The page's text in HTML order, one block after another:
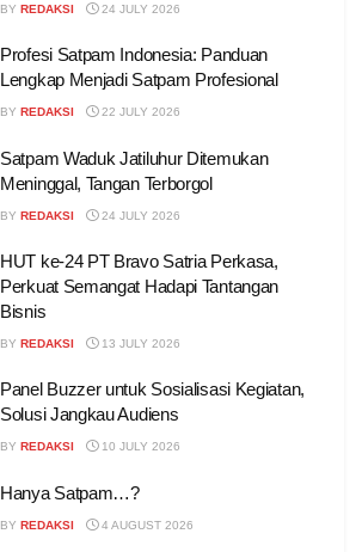
BY REDAKSI 24 JULY 2026
Profesi Satpam Indonesia: Panduan
Lengkap Menjadi Satpam Profesional
BY REDAKSI 22 JULY 2026
Satpam Waduk Jatiluhur Ditemukan
Meninggal, Tangan Terborgol
BY REDAKSI 24 JULY 2026
HUT ke-24 PT Bravo Satria Perkasa,
Perkuat Semangat Hadapi Tantangan
Bisnis
BY REDAKSI 13 JULY 2026
Panel Buzzer untuk Sosialisasi Kegiatan,
Solusi Jangkau Audiens
BY REDAKSI 10 JULY 2026
Hanya Satpam…?
BY REDAKSI 4 AUGUST 2026